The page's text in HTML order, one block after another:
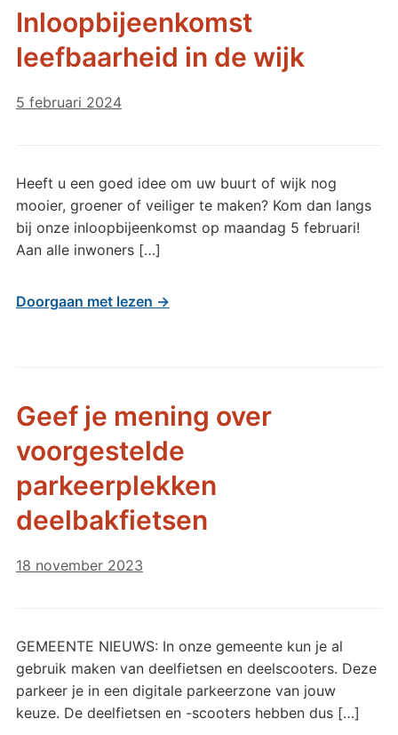
Inloopbijeenkomst
leefbaarheid in de wijk
5 februari 2024
Heeft u een goed idee om uw buurt of wijk nog
mooier, groener of veiliger te maken? Kom dan langs
bij onze inloopbijeenkomst op maandag 5 februari!
Aan alle inwoners […]
Doorgaan met lezen →
Geef je mening over
voorgestelde
parkeerplekken
deelbakfietsen
18 november 2023
GEMEENTE NIEUWS: In onze gemeente kun je al
gebruik maken van deelfietsen en deelscooters. Deze
parkeer je in een digitale parkeerzone van jouw
keuze. De deelfietsen en -scooters hebben dus […]